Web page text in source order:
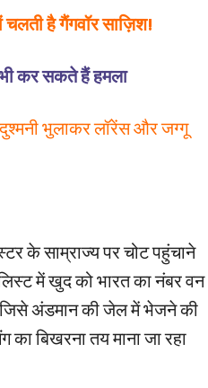
है गैंगवॉर साज़िश!
कर सकते हैं हमला
दुश्मनी भुलाकर लॉरेंस और जग्गू
के साम्राज्य पर चोट पहुंचाने
में खुद को भारत का नंबर वन
अंडमान की जेल में भेजने की
बिखरना तय माना जा रहा